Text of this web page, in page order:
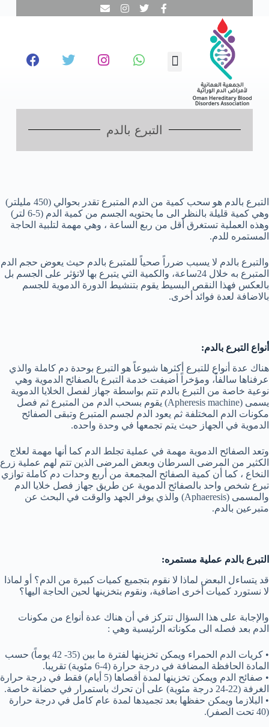
التبرع بالدم
التبرع بالدم هو سحب كمية من الدم المتبرع تقدر بحوالي (450 مليلتر)
وهي كمية قليلة بالنظر الى ما يحتويه الجسم من كمية الدم (5-6 لتر)
وهذه العملية تستغرق أقل من ربع الساعة ، وهي مهمة لتلبية الحاجة
المستمره للدم.
والتبرع بالدم لا يسبب ضرراً صحياً للمتبرع بالدم حيث يعوض حجم الدم
المتبرع به خلال 24ساعة، والكمية التي يتبرع بها لاتؤثر على الجسم بل
بالعكس فهذا النقص البسيط يقوم بتنشيط الدورة الدموية للجسم
بالاضافة لعدة فوائد أخرى.
أنواع التبرع بالدم:
هناك عدة أنواع للتبرع أكثرها شيوعاً هو التبرع بوحدة دم كاملة والذي
عرفناها سالفاً، ومؤخراً أضيفت خدمة التبرع بالصفائح الدموية وهي
نوعية خاصة من التبرع بالدم تتم بواسطة جهاز لفصل الخلايا الدموية
يسمى (Apheresis machine) يقوم بسحب الدم من المتبرع ثم فصل
مكونات الدم المختلفة ثم يعود الدم لجسم المتبرع وتبقى الصفائح
الدموية في الجهاز حيث يتم تجمعها في وحدة واحده.
وتعد الصفائح الدموية مهمة في عملية تجلط الدم كما أنها مهمة لعلاج
الكثير من المرضى السرطان وبعض المرضى الذين تتم لهم عملية زرع
النخاع ، كما أن كمية الصفائح المجمعة من أربع وحدات دم كاملة توازي
تبرع شخص واحد بالصفائح الدموية عن طريق جهاز فصل خلايا الدم
والمسمى (Aphaeresis) والذي يوفر الجهد والوقت في البحث عن
متبرعين بالدم.
التبرع بالدم عملية مستمره:
قد يتساءل البعض لماذا لا نقوم بتجميع كميات كبيرة من الدم؟ أو لماذا
لا نستورد كميات أخرى اضافية، ونقوم بتخزينها لحين الحاجة اليها؟
والإجابة على هذا السؤال تتركز في أن هناك عدة أنواع من مكونات
الدم بعد فصله الى مكوناته الرئيسية وهي :
• كريات الدم الحمراء ويمكن تخزينها لفترة ما بين (35- 42 يوماً) حسب
المادة الحافظة المضافة في درجة حرارة (4-6 مئوية) تقريبا.
• صفائح الدم ويمكن تخزينها لمدة أقصاها (5 أيام) فقط في درجة حرارة
الغرفة (22-24 درجة مئوية) على أن تحرك باستمرار في حضانة خاصة.
• البلازما ويمكن حفظها بعد تجميدها لمدة عام كامل في درجة حرارة
(40 تحت الصفر).